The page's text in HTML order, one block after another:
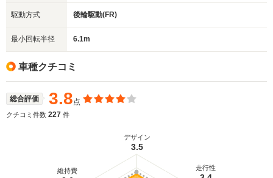
駆動方式 後輪駆動(FR)
最小回転半径 6.1m
車種クチコミ
総合評価 3.8点
クチコミ件数 227 件
デザイン
3.5
走行性
維持費